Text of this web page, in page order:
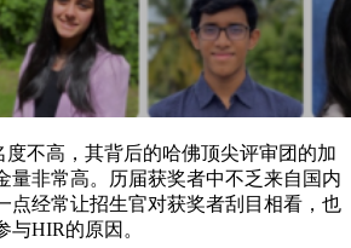
不高，其背后的哈佛顶尖评审团的加
量非常高。历届获奖者中不乏来自国内
点经常让招生官对获奖者刮目相看，也
与HIR的原因。